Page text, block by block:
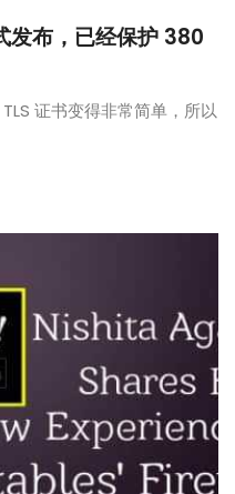
布，已经保护 380
证书变得非常简单，所以